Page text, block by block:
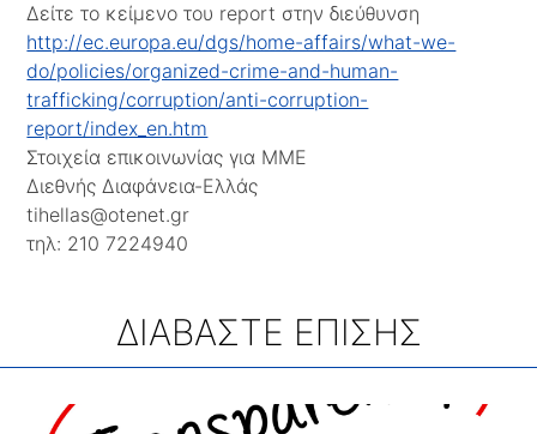
Δείτε το κείμενο του report στην διεύθυνση
http://ec.europa.eu/dgs/home-affairs/what-we-
do/policies/organized-crime-and-human-
trafficking/corruption/anti-corruption-
report/index_en.htm
Στοιχεία επικοινωνίας για ΜΜΕ
Διεθνής Διαφάνεια-Ελλάς
tihellas@otenet.gr
τηλ: 210 7224940
ΔΙΑΒΑΣΤΕ ΕΠΙΣΗΣ